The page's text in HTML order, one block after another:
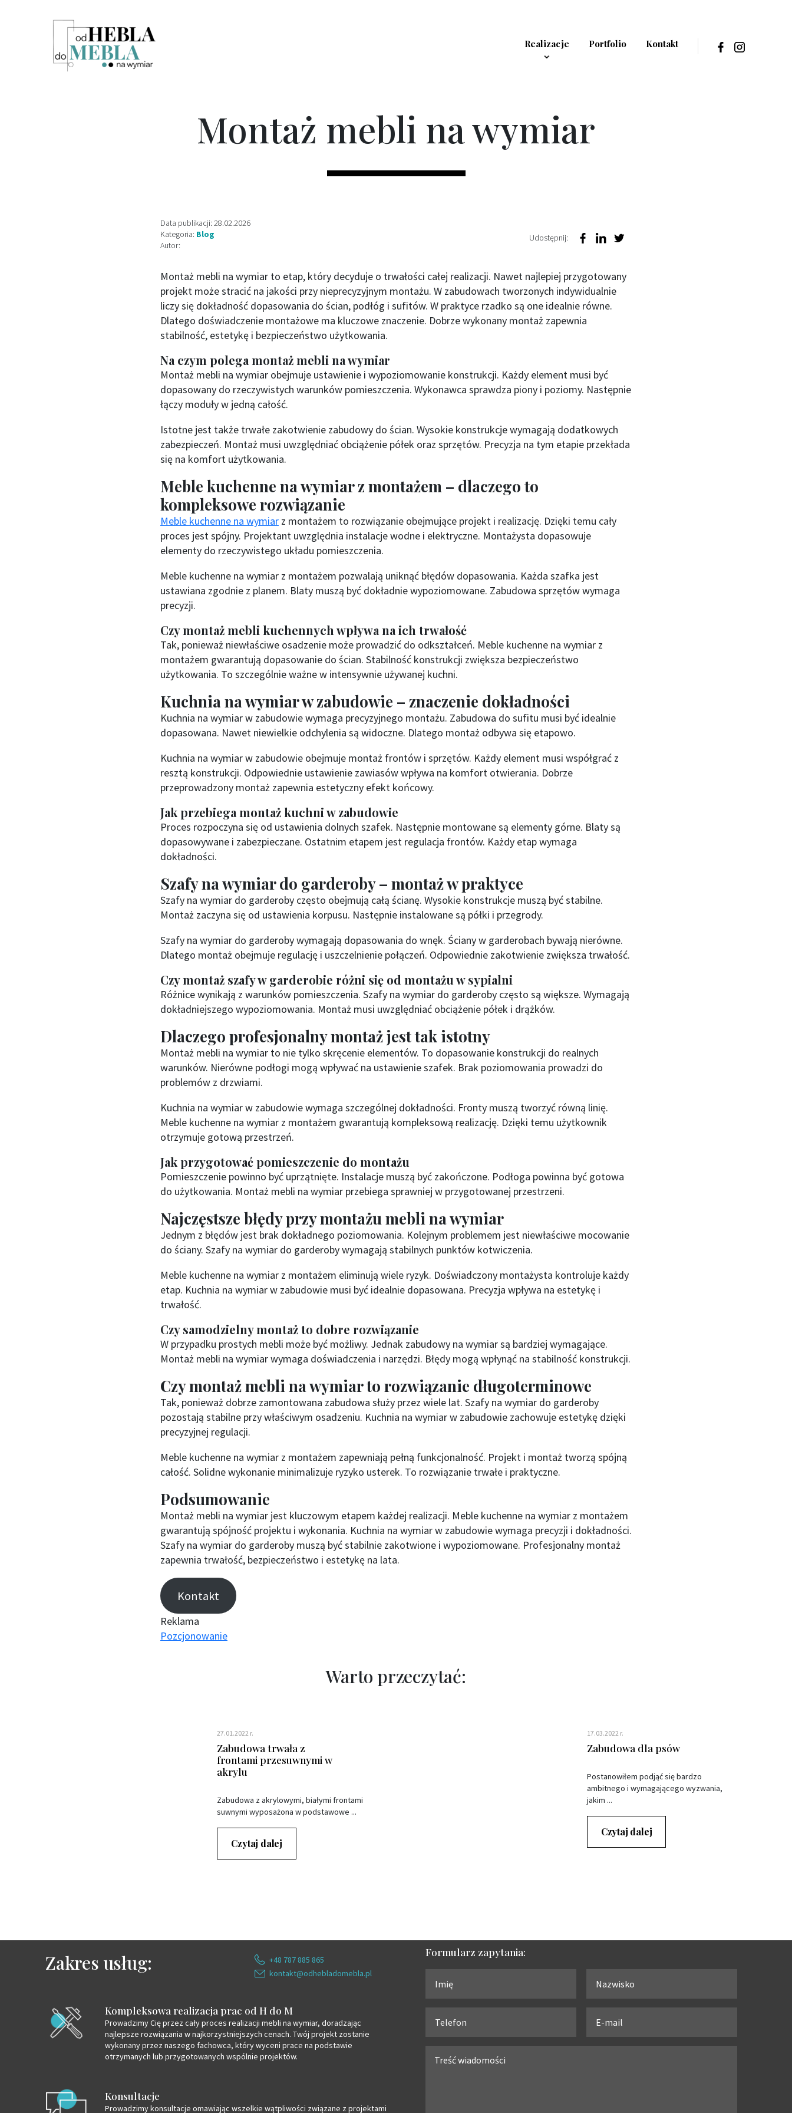
Realizacje Portfolio Kontakt
Montaż mebli na wymiar
Data publikacji: 28.02.2026
Kategoria: Blog
Autor:
Udostępnij:
Montaż mebli na wymiar to etap, który decyduje o trwałości całej realizacji. Nawet najlepiej przygotowany
projekt może stracić na jakości przy nieprecyzyjnym montażu. W zabudowach tworzonych indywidualnie
liczy się dokładność dopasowania do ścian, podłóg i sufitów. W praktyce rzadko są one idealnie równe.
Dlatego doświadczenie montażowe ma kluczowe znaczenie. Dobrze wykonany montaż zapewnia
stabilność, estetykę i bezpieczeństwo użytkowania.
Na czym polega montaż mebli na wymiar
Montaż mebli na wymiar obejmuje ustawienie i wypoziomowanie konstrukcji. Każdy element musi być
dopasowany do rzeczywistych warunków pomieszczenia. Wykonawca sprawdza piony i poziomy. Następnie
łączy moduły w jedną całość.
Istotne jest także trwałe zakotwienie zabudowy do ścian. Wysokie konstrukcje wymagają dodatkowych
zabezpieczeń. Montaż musi uwzględniać obciążenie półek oraz sprzętów. Precyzja na tym etapie przekłada
się na komfort użytkowania.
Meble kuchenne na wymiar z montażem – dlaczego to
kompleksowe rozwiązanie
Meble kuchenne na wymiar z montażem to rozwiązanie obejmujące projekt i realizację. Dzięki temu cały
proces jest spójny. Projektant uwzględnia instalacje wodne i elektryczne. Montażysta dopasowuje
elementy do rzeczywistego układu pomieszczenia.
Meble kuchenne na wymiar z montażem pozwalają uniknąć błędów dopasowania. Każda szafka jest
ustawiana zgodnie z planem. Blaty muszą być dokładnie wypoziomowane. Zabudowa sprzętów wymaga
precyzji.
Czy montaż mebli kuchennych wpływa na ich trwałość
Tak, ponieważ niewłaściwe osadzenie może prowadzić do odkształceń. Meble kuchenne na wymiar z
montażem gwarantują dopasowanie do ścian. Stabilność konstrukcji zwiększa bezpieczeństwo
użytkowania. To szczególnie ważne w intensywnie używanej kuchni.
Kuchnia na wymiar w zabudowie – znaczenie dokładności
Kuchnia na wymiar w zabudowie wymaga precyzyjnego montażu. Zabudowa do sufitu musi być idealnie
dopasowana. Nawet niewielkie odchylenia są widoczne. Dlatego montaż odbywa się etapowo.
Kuchnia na wymiar w zabudowie obejmuje montaż frontów i sprzętów. Każdy element musi współgrać z
resztą konstrukcji. Odpowiednie ustawienie zawiasów wpływa na komfort otwierania. Dobrze
przeprowadzony montaż zapewnia estetyczny efekt końcowy.
Jak przebiega montaż kuchni w zabudowie
Proces rozpoczyna się od ustawienia dolnych szafek. Następnie montowane są elementy górne. Blaty są
dopasowywane i zabezpieczane. Ostatnim etapem jest regulacja frontów. Każdy etap wymaga
dokładności.
Szafy na wymiar do garderoby – montaż w praktyce
Szafy na wymiar do garderoby często obejmują całą ścianę. Wysokie konstrukcje muszą być stabilne.
Montaż zaczyna się od ustawienia korpusu. Następnie instalowane są półki i przegrody.
Szafy na wymiar do garderoby wymagają dopasowania do wnęk. Ściany w garderobach bywają nierówne.
Dlatego montaż obejmuje regulację i uszczelnienie połączeń. Odpowiednie zakotwienie zwiększa trwałość.
Czy montaż szafy w garderobie różni się od montażu w sypialni
Różnice wynikają z warunków pomieszczenia. Szafy na wymiar do garderoby często są większe. Wymagają
dokładniejszego wypoziomowania. Montaż musi uwzględniać obciążenie półek i drążków.
Dlaczego profesjonalny montaż jest tak istotny
Montaż mebli na wymiar to nie tylko skręcenie elementów. To dopasowanie konstrukcji do realnych
warunków. Nierówne podłogi mogą wpływać na ustawienie szafek. Brak poziomowania prowadzi do
problemów z drzwiami.
Kuchnia na wymiar w zabudowie wymaga szczególnej dokładności. Fronty muszą tworzyć równą linię.
Meble kuchenne na wymiar z montażem gwarantują kompleksową realizację. Dzięki temu użytkownik
otrzymuje gotową przestrzeń.
Jak przygotować pomieszczenie do montażu
Pomieszczenie powinno być uprzątnięte. Instalacje muszą być zakończone. Podłoga powinna być gotowa
do użytkowania. Montaż mebli na wymiar przebiega sprawniej w przygotowanej przestrzeni.
Najczęstsze błędy przy montażu mebli na wymiar
Jednym z błędów jest brak dokładnego poziomowania. Kolejnym problemem jest niewłaściwe mocowanie
do ściany. Szafy na wymiar do garderoby wymagają stabilnych punktów kotwiczenia.
Meble kuchenne na wymiar z montażem eliminują wiele ryzyk. Doświadczony montażysta kontroluje każdy
etap. Kuchnia na wymiar w zabudowie musi być idealnie dopasowana. Precyzja wpływa na estetykę i
trwałość.
Czy samodzielny montaż to dobre rozwiązanie
W przypadku prostych mebli może być możliwy. Jednak zabudowy na wymiar są bardziej wymagające.
Montaż mebli na wymiar wymaga doświadczenia i narzędzi. Błędy mogą wpłynąć na stabilność konstrukcji.
Czy montaż mebli na wymiar to rozwiązanie długoterminowe
Tak, ponieważ dobrze zamontowana zabudowa służy przez wiele lat. Szafy na wymiar do garderoby
pozostają stabilne przy właściwym osadzeniu. Kuchnia na wymiar w zabudowie zachowuje estetykę dzięki
precyzyjnej regulacji.
Meble kuchenne na wymiar z montażem zapewniają pełną funkcjonalność. Projekt i montaż tworzą spójną
całość. Solidne wykonanie minimalizuje ryzyko usterek. To rozwiązanie trwałe i praktyczne.
Podsumowanie
Montaż mebli na wymiar jest kluczowym etapem każdej realizacji. Meble kuchenne na wymiar z montażem
gwarantują spójność projektu i wykonania. Kuchnia na wymiar w zabudowie wymaga precyzji i dokładności.
Szafy na wymiar do garderoby muszą być stabilnie zakotwione i wypoziomowane. Profesjonalny montaż
zapewnia trwałość, bezpieczeństwo i estetykę na lata.
Kontakt
Reklama
Pozcjonowanie
Warto przeczytać:
27.01.2022 r.
Zabudowa trwała z
frontami przesuwnymi w
akrylu
Zabudowa z akrylowymi, białymi frontami
suwnymi wyposażona w podstawowe ...
Czytaj dalej
17.03.2022 r.
Zabudowa dla psów
Postanowiłem podjąć się bardzo
ambitnego i wymagającego wyzwania,
jakim ...
Czytaj dalej
Zakres usług:
+48 787 885 865
kontakt@odhebladomebla.pl
Kompleksowa realizacja prac od H do M
Prowadzimy Cię przez cały proces realizacji mebli na wymiar, doradzając
najlepsze rozwiązania w najkorzystniejszych cenach. Twój projekt zostanie
wykonany przez naszego fachowca, który wyceni prace na podstawie
otrzymanych lub przygotowanych wspólnie projektów.
Konsultacje
Prowadzimy konsultacje omawiając wszelkie wątpliwości związane z projektami
Formularz zapytania: